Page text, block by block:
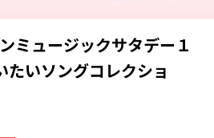
ミュージックサタデー１
たいソングコレクショ